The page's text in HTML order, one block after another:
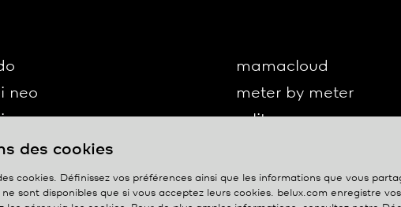
neo
q
s
mamacloud
meter by meter
o-lite
oto
des cookies
cookies. Définissez vos préférences ainsi que les informations que vous
sont disponibles que si vous acceptez leurs cookies. belux.com enregistre